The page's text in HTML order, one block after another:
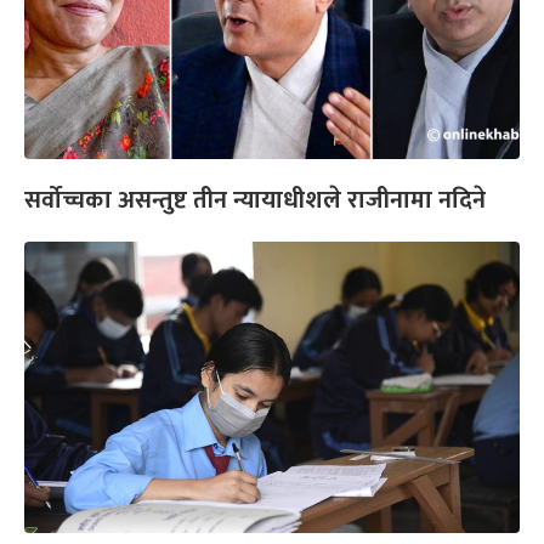
सर्वोच्चका असन्तुष्ट तीन न्यायाधीशले राजीनामा नदिने